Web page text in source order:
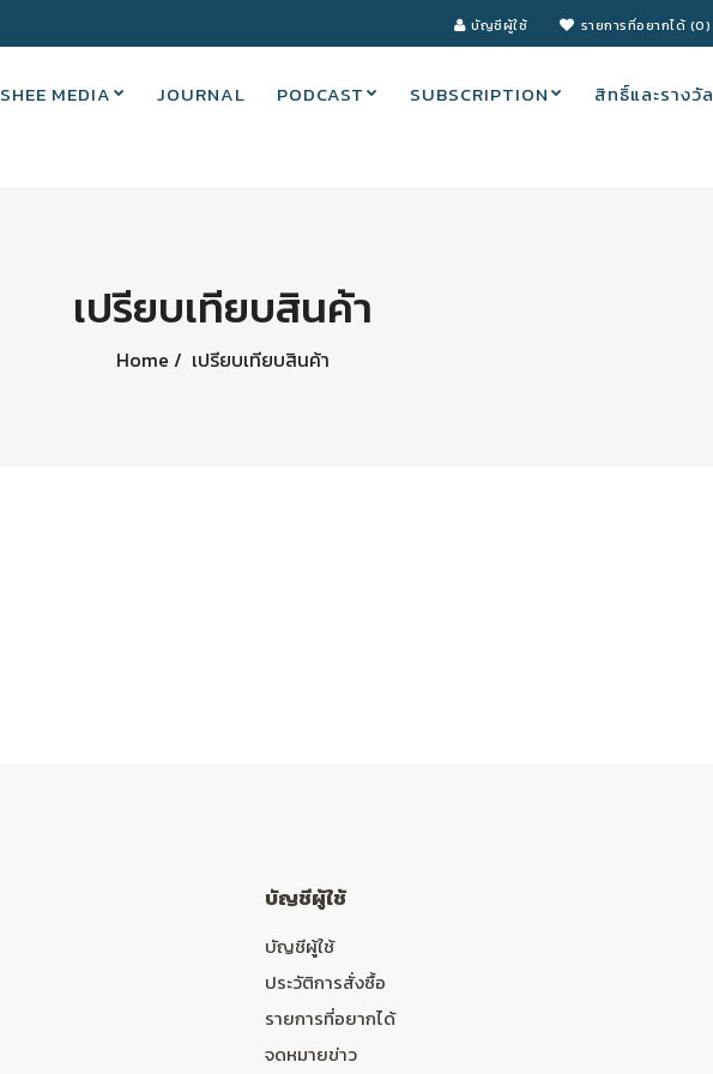
บัญชีผู้ใช้ รายการที่อยากได้ (0)
SHEE MEDIA JOURNAL PODCAST SUBSCRIPTION สิทธิ์และรางวัล
เปรียบเทียบสินค้า
Home เปรียบเทียบสินค้า
บัญชีผู้ใช้
บัญชีผู้ใช้
ประวัติการสั่งซื้อ
รายการที่อยากได้
จดหมายข่าว